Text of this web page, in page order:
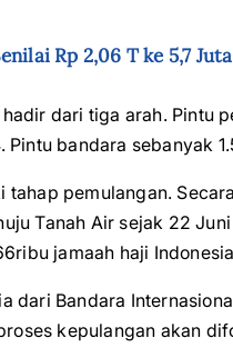
Rp 2,06 T ke 5,7
dari tiga arah. Pintu
bandara sebanyak
pemulangan.
Tanah Air sejak 22
jamaah haji
dari Bandara
kepulangan akan